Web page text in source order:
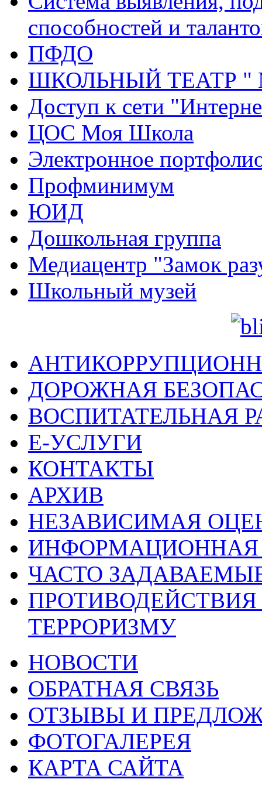
способностей и
ПФДО
ШКОЛЬНЫЙ ТЕАТР
Доступ к сети
ЦОС Моя Школа
Электронное
Профминимум
ЮИД
Дошкольная группа
Медиацентр "Замок
Школьный музей
ДОРОЖНАЯ
ВОСПИТАТЕЛЬНАЯ
Е-УСЛУГИ
КОНТАКТЫ
АРХИВ
НЕЗАВИСИМАЯ
ИНФОРМАЦИОННАЯ
ЧАСТО
ТЕРРОРИЗМУ
НОВОСТИ
ОБРАТНАЯ СВЯЗЬ
ОТЗЫВЫ И
ФОТОГАЛЕРЕЯ
КАРТА САЙТА